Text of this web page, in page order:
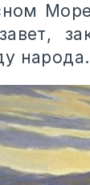
народа.